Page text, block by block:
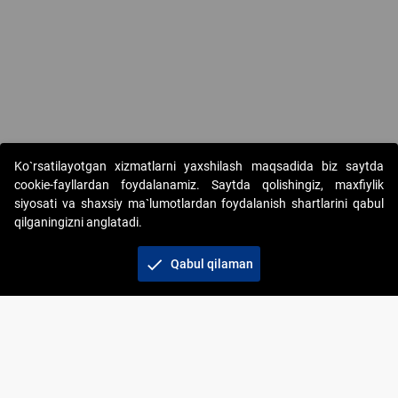
Copyright © 2017-2026. "Elektron onlayn-auksionlarni
tashkil etish" AJ. Barcha huquqlar himoyalangan
Ko`rsatilayotgan xizmatlarni yaxshilash maqsadida biz saytda
cookie-fayllardan foydalanamiz. Saytda qolishingiz, maxfiylik
siyosati va shaxsiy ma`lumotlardan foydalanish shartlarini qabul
qilganingizni anglatadi.
check Qabul qilaman